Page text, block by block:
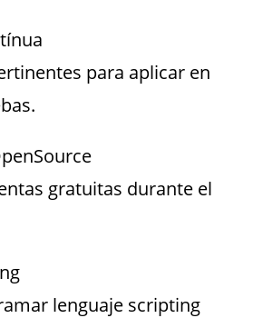
para aplicar en
gratuitas durante el
lenguaje scripting